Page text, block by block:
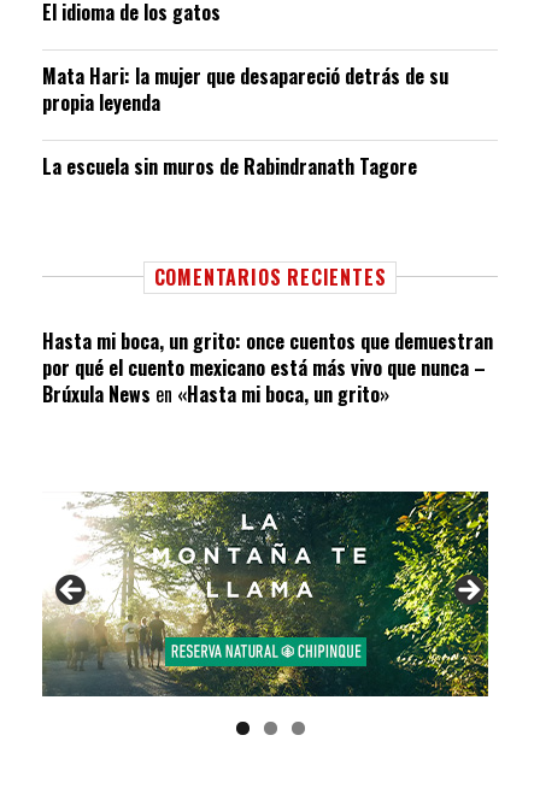
El idioma de los gatos
Mata Hari: la mujer que desapareció detrás de su
propia leyenda
La escuela sin muros de Rabindranath Tagore
COMENTARIOS RECIENTES
Hasta mi boca, un grito: once cuentos que demuestran
por qué el cuento mexicano está más vivo que nunca –
Brúxula News en «Hasta mi boca, un grito»